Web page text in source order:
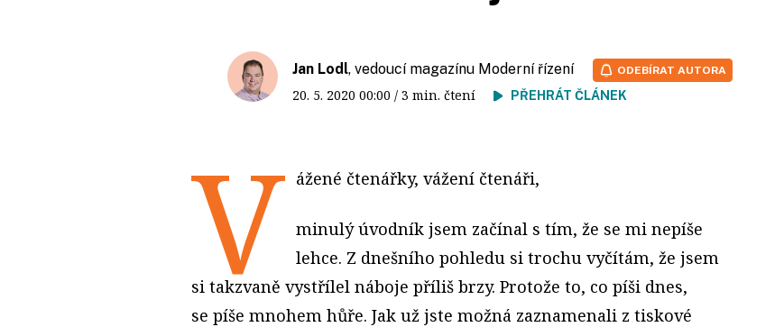
Jan Lodl, vedoucí magazínu Moderní řízení
20. 5. 2020 00:00 / 3 min. čtení PŘEHRÁT ČLÁNEK
ODEBÍRAT AUTORA
V ážené čtenářky, vážení čtenáři,
minulý úvodník jsem začínal s tím, že se mi nepíše
lehce. Z dnešního pohledu si trochu vyčítám, že jsem
si takzvaně vystřílel náboje příliš brzy. Protože to, co píši dnes,
se píše mnohem hůře. Jak už jste možná zaznamenali z tiskové